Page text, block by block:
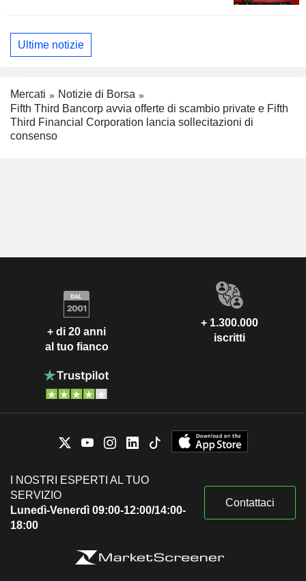
Ultime notizie
Mercati
Notizie di Borsa
Fifth Third Bancorp avvia offerte di scambio private e Fifth
Third Financial Corporation lancia sollecitazioni di
consenso
+ di 20 anni
al tuo fianco
+ 1.300.000
iscritti
I NOSTRI ESPERTI AL TUO
SERVIZIO
Lunedì-Venerdì 09:00-12:00/14:00-
18:00
Contattaci